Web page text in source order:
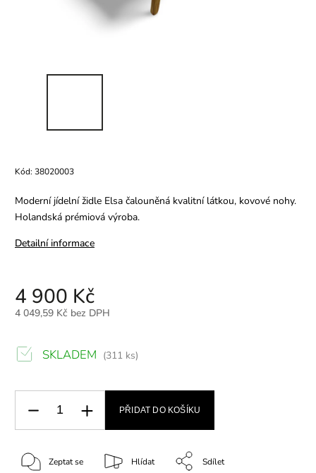
Kód: 38020003
Moderní jídelní židle Elsa čalouněná kvalitní látkou, kovové nohy.
Holandská prémiová výroba.
Detailní informace
4 900 Kč
4 049,59 Kč bez DPH
SKLADEM (311 ks)
PŘIDAT DO KOŠÍKU
Zeptat se Hlídat Sdílet